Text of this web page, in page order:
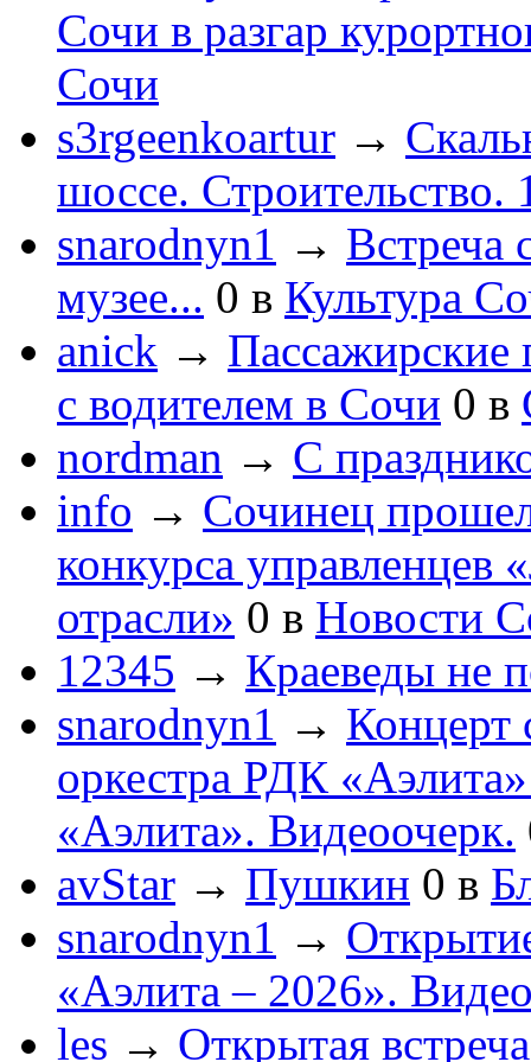
Сочи в разгар
Сочи
s3rgeenkoartur →
шоссе. Строительство.
snarodnyn1 → Встреча
музее... 0 в Культура
anick → Пассажирские
с водителем в Сочи 0 в
nordman → С
info → Сочинец
конкурса управленцев
отрасли» 0 в Новости
12345 → Краеведы не
snarodnyn1 → Концерт
оркестра РДК
«Аэлита». Видеоочерк.
avStar → Пушкин 0 в
snarodnyn1 →
«Аэлита – 2026».
les → Открытая